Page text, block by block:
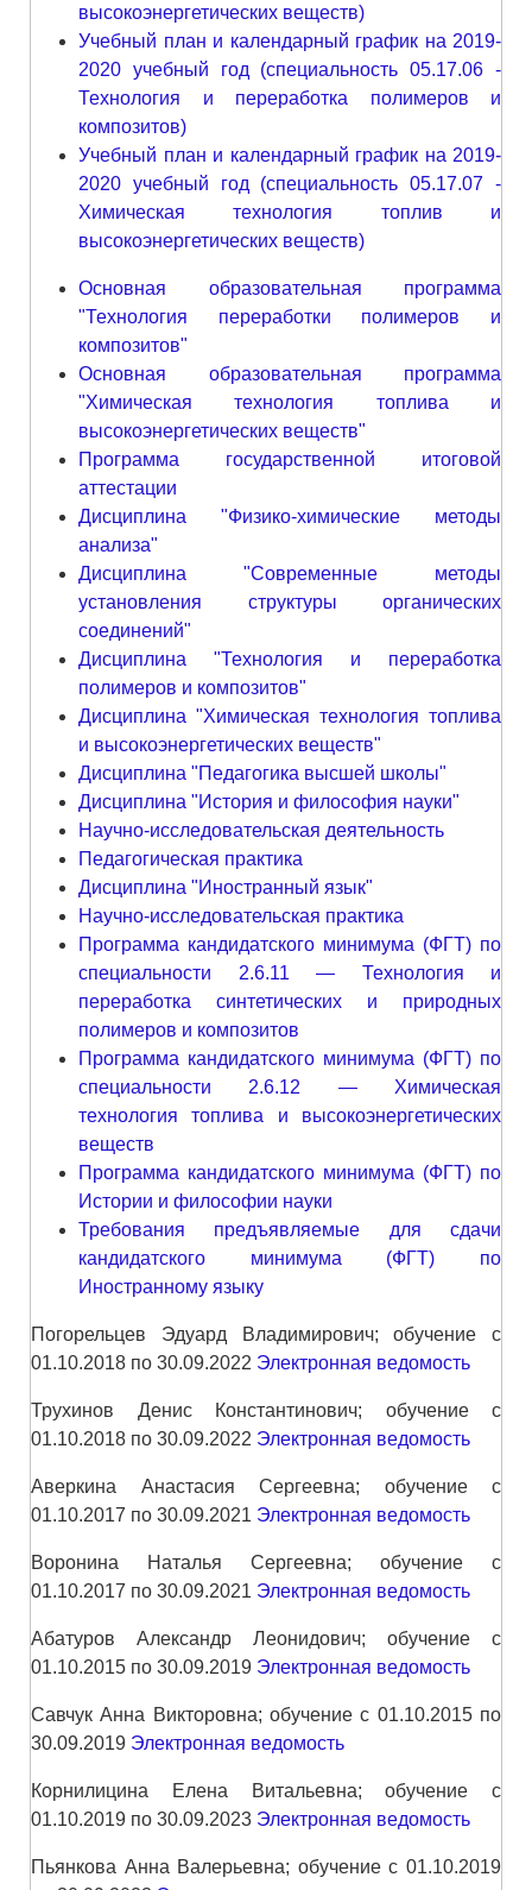
высокоэнергетических веществ)
Учебный план и календарный график на 2019-
2020 учебный год (специальность 05.17.06 -
Технология и переработка полимеров и
композитов)
Учебный план и календарный график на 2019-
2020 учебный год (специальность 05.17.07 -
Химическая технология топлив и
высокоэнергетических веществ)
Основная образовательная программа
"Технология переработки полимеров и
композитов"
Основная образовательная программа
"Химическая технология топлива и
высокоэнергетических веществ"
Программа государственной итоговой
аттестации
Дисциплина "Физико-химические методы
анализа"
Дисциплина "Современные методы
установления структуры органических
соединений"
Дисциплина "Технология и переработка
полимеров и композитов"
Дисциплина "Химическая технология топлива
и высокоэнергетических веществ"
Дисциплина "Педагогика высшей школы"
Дисциплина "История и философия науки"
Научно-исследовательская деятельность
Педагогическая практика
Дисциплина "Иностранный язык"
Научно-исследовательская практика
Программа кандидатского минимума (ФГТ) по
специальности 2.6.11 — Технология и
переработка синтетических и природных
полимеров и композитов
Программа кандидатского минимума (ФГТ) по
специальности 2.6.12 — Химическая
технология топлива и высокоэнергетических
веществ
Программа кандидатского минимума (ФГТ) по
Истории и философии науки
Требования предъявляемые для сдачи
кандидатского минимума (ФГТ) по
Иностранному языку
Погорельцев Эдуард Владимирович; обучение с
01.10.2018 по 30.09.2022 Электронная ведомость
Трухинов Денис Константинович; обучение с
01.10.2018 по 30.09.2022 Электронная ведомость
Аверкина Анастасия Сергеевна; обучение с
01.10.2017 по 30.09.2021 Электронная ведомость
Воронина Наталья Сергеевна; обучение с
01.10.2017 по 30.09.2021 Электронная ведомость
Абатуров Александр Леонидович; обучение с
01.10.2015 по 30.09.2019 Электронная ведомость
Савчук Анна Викторовна; обучение с 01.10.2015 по
30.09.2019 Электронная ведомость
Корнилицина Елена Витальевна; обучение с
01.10.2019 по 30.09.2023 Электронная ведомость
Пьянкова Анна Валерьевна; обучение с 01.10.2019